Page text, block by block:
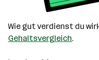
Wie gut verdienst du
Gehaltsvergleich.